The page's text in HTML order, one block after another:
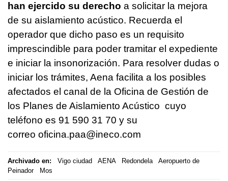
han ejercido su derecho a solicitar la mejora
de su aislamiento acústico. Recuerda el
operador que dicho paso es un requisito
imprescindible para poder tramitar el expediente
e iniciar la insonorización. Para resolver dudas o
iniciar los trámites, Aena facilita a los posibles
afectados el canal de la Oficina de Gestión de
los Planes de Aislamiento Acústico cuyo
teléfono es 91 590 31 70 y su
correo oficina.paa@ineco.com
Archivado en: Vigo ciudad AENA Redondela
Aeropuerto de
Peinador
Mos